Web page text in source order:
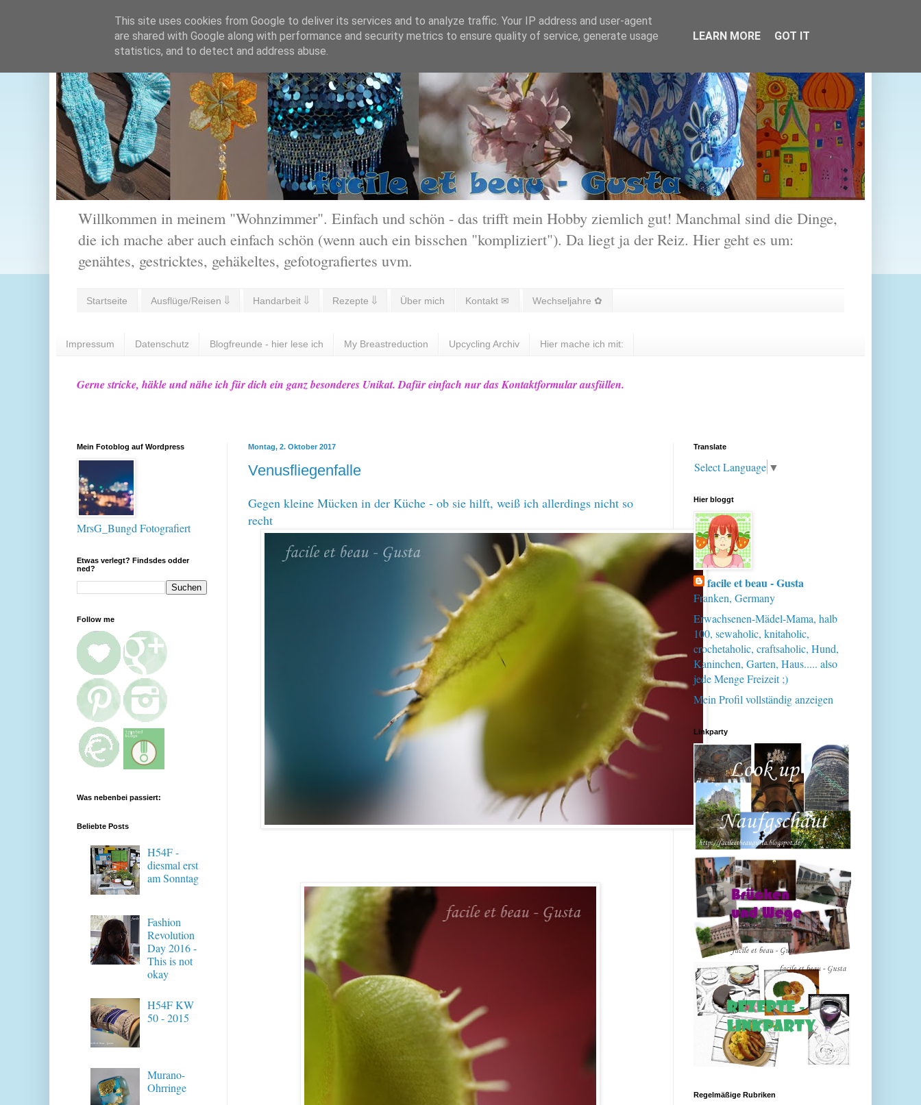
Willkommen in meinem "Wohnzimmer". Einfach und schön - das trifft mein Hobby ziemlich gut! Manchmal sind die Dinge,
die ich mache aber auch einfach schön (wenn auch ein bisschen "kompliziert"). Da liegt ja der Reiz. Hier geht es um:
genähtes, gestricktes, gehäkeltes, gefotografiertes uvm.
Startseite Ausflüge/Reisen ⇓ Handarbeit ⇓ Rezepte ⇓ Über mich Kontakt ✉ Wechseljahre ✿
Impressum Datenschutz Blogfreunde - hier lese ich My Breastreduction Upcycling Archiv Hier mache ich mit:
Gerne stricke, häkle und nähe ich für dich ein ganz besonderes Unikat. Dafür einfach nur das Kontaktformular ausfüllen.
Montag, 2. Oktober 2017
Venusfliegenfalle
Gegen kleine Mücken in der Küche - ob sie hilft, weiß ich allerdings nicht so
recht
Mein Fotoblog auf Wordpress
MrsG_Bungd Fotografiert
Etwas verlegt? Findsdes odder
ned?
Follow me
Was nebenbei passiert:
Beliebte Posts
H54F -
diesmal erst
am Sonntag
Fashion
Revolution
Day 2016 -
This is not
okay
H54F KW
50 - 2015
Murano-
Ohrringe
Translate
Select Language ▼
Hier bloggt
facile et beau - Gusta
Franken, Germany
Erwachsenen-Mädel-Mama, halb
100, sewaholic, knitaholic,
crochetaholic, craftsaholic, Hund,
Kaninchen, Garten, Haus..... also
jede Menge Freizeit ;)
Mein Profil vollständig anzeigen
Linkparty
Regelmäßige Rubriken
This site uses cookies from Google to deliver its services and to analyze traffic. Your IP address and user-agent
are shared with Google along with performance and security metrics to ensure quality of service, generate usage
statistics, and to detect and address abuse.
LEARN MORE GOT IT